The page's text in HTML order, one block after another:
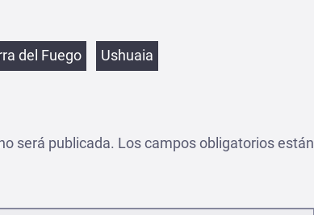
del Fuego Ushuaia
será publicada. Los campos obligatorios están